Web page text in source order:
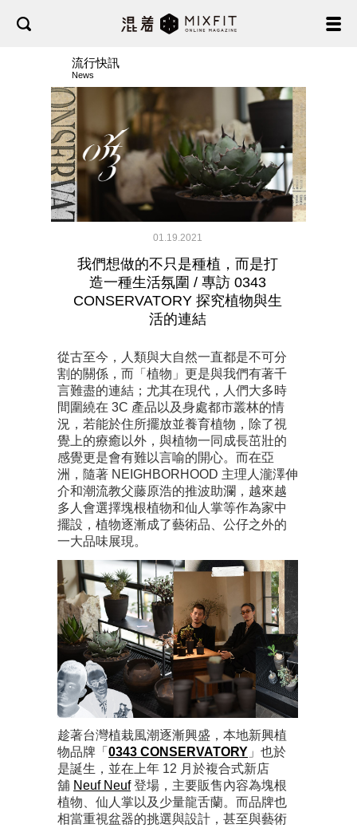
流行快訊
News
01.19.2021
我們想做的不只是種植，而是打
造一種生活氛圍 / 專訪 0343
CONSERVATORY 探究植物與生
活的連結
從古至今，人類與大自然一直都是不可分
割的關係，而「植物」更是與我們有著千
言難盡的連結；尤其在現代，人們大多時
間圍繞在 3C 產品以及身處都市叢林的情
況，若能於住所擺放並養育植物，除了視
覺上的療癒以外，與植物一同成長茁壯的
感覺更是會有難以言喻的開心。而在亞
洲，隨著 NEIGHBORHOOD 主理人瀧澤伸
介和潮流教父藤原浩的推波助瀾，越來越
多人會選擇塊根植物和仙人掌等作為家中
擺設，植物逐漸成了藝術品、公仔之外的
一大品味展現。
趁著台灣植栽風潮逐漸興盛，本地新興植
物品牌「 0343 CONSERVATORY 」也於
是誕生，並在上年 12 月於複合式新店
舖 Neuf Neuf登場，主要販售內容為塊根
植物、仙人掌以及少量龍舌蘭。而品牌也
相當重視盆器的挑選與設計，甚至與藝術